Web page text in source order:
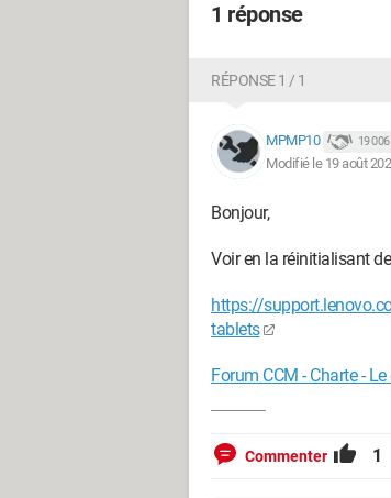
1 réponse
RÉPONSE 1 / 1
MPMP10 19 006
Modifié le 19 août
Bonjour,
Voir en la réinitialisant
https://
tablets
Forum CCM - Charte -
Commenter 1